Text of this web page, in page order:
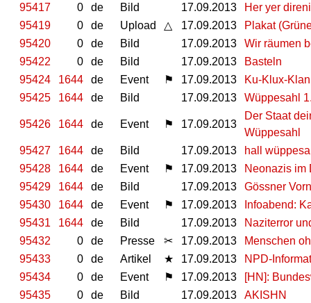
95417
0 de Bild 17.09.2013
Her yer
95419
0 de Upload △ 17.09.2013
Plakat
95420
0 de Bild 17.09.2013
Wir räumen
95422
0 de Bild 17.09.2013
Basteln
95424
1644 de Event ⚑ 17.09.2013
Ku-Klux-
95425
1644 de Bild 17.09.2013 Wüppesahl
95426 1644 de Event ⚑ 17.09.2013
Der Staat
Wüppesahl
95427
1644 de Bild 17.09.2013
hall
95428
1644 de Event ⚑ 17.09.2013
Neonazis im
95429
1644 de Bild 17.09.2013
Gössner
95430
1644 de Event ⚑ 17.09.2013
Infoabend:
95431
1644 de Bild 17.09.2013
Naziterror
95432
0 de Presse ✂ 17.09.2013
Menschen
95433
0 de Artikel ★ 17.09.2013
NPD-
95434
0 de Event ⚑ 17.09.2013
[HN]:
95435
0 de Bild 17.09.2013
AKISHN